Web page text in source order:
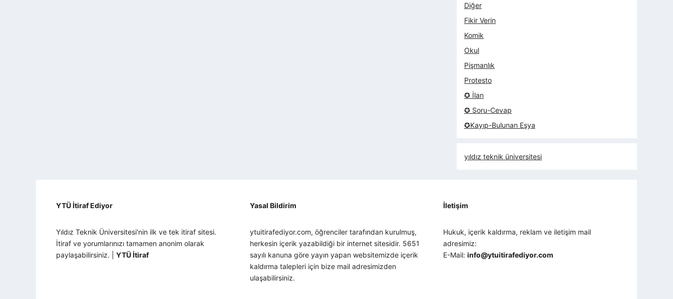
Diğer
Fikir Verin
Komik
Okul
Pişmanlık
Protesto
✪ İlan
✪ Soru-Cevap
✪Kayıp-Bulunan Eşya
yıldız teknik üniversitesi
YTÜ İtiraf Ediyor
Yıldız Teknik Üniversitesi'nin ilk ve tek itiraf sitesi.
İtiraf ve yorumlarınızı tamamen anonim olarak
paylaşabilirsiniz. | YTÜ İtiraf
Yasal Bildirim
ytuitirafediyor.com, öğrenciler tarafından kurulmuş,
herkesin içerik yazabildiği bir internet sitesidir. 5651
sayılı kanuna göre yayın yapan websitemizde içerik
kaldırma talepleri için bize mail adresimizden
ulaşabilirsiniz.
İletişim
Hukuk, içerik kaldırma, reklam ve iletişim mail
adresimiz:
E-Mail:info@ytuitirafediyor.com